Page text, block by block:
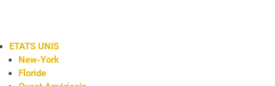
ETATS UNIS
New-York
Floride